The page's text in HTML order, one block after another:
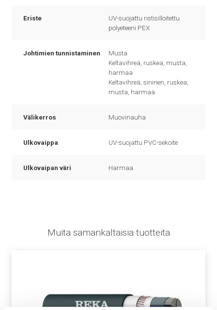
Eriste
UV-suojattu ristisilloitettu
polyeteeni PEX
Johtimien tunnistaminen
Musta
Keltavihreä, ruskea, musta,
harmaa
Keltavihreä, sininen, ruskea,
musta, harmaa
Välikerros Muovinauha
Ulkovaippa UV-suojattu PVC-sekoite
Ulkovaipan väri Harmaa
Muita samankaltaisia tuotteita